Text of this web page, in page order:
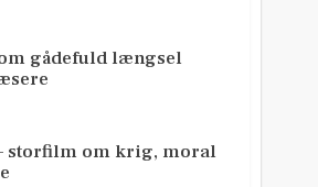
gådefuld længsel
storfilm om krig, moral